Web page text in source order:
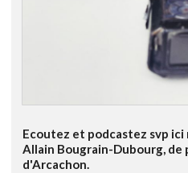
Ecoutez et podcastez svp
Allain Bougrain-Dubourg, de
d'Arcachon.